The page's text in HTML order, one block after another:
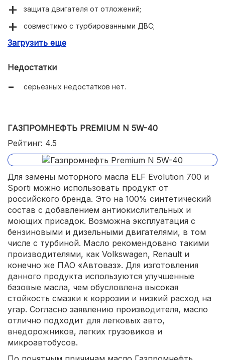
защита двигателя от отложений;
совместимо с турбированными ДВС;
большой перечень допусков от брендов.
Загрузить еще
Недостатки
серьезных недостатков нет.
ГАЗПРОМНЕФТЬ PREMIUM N 5W-40
Рейтинг: 4.5
Для замены моторного масла ELF Evolution 700 и
Sporti можно использовать продукт от
российского бренда. Это на 100% синтетический
состав с добавлением антиокислительных и
моющих присадок. Возможна эксплуатация с
бензиновыми и дизельными двигателями, в том
числе с турбиной. Масло рекомендовано такими
производителями, как Volkswagen, Renault и
конечно же ПАО «Автоваз». Для изготовления
данного продукта используются улучшенные
базовые масла, чем обусловлена высокая
стойкость смазки к коррозии и низкий расход на
угар. Согласно заявлению производителя, масло
отлично подходит для легковых авто,
внедорожников, легких грузовиков и
микроавтобусов.